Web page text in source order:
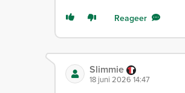
Reageer
Slimmie
18 juni 2026 14:47